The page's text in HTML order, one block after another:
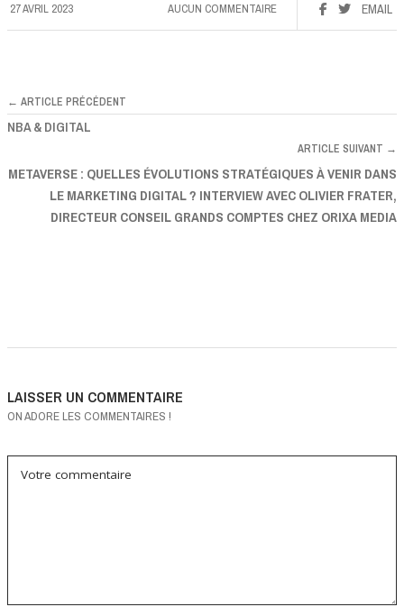
27 AVRIL 2023 EMAIL
AUCUN COMMENTAIRE
← ARTICLE PRÉCÉDENT
NBA & DIGITAL
ARTICLE SUIVANT →
METAVERSE : QUELLES ÉVOLUTIONS STRATÉGIQUES À VENIR DANS
LE MARKETING DIGITAL ? INTERVIEW AVEC OLIVIER FRATER,
DIRECTEUR CONSEIL GRANDS COMPTES CHEZ ORIXA MEDIA
LAISSER UN COMMENTAIRE
ON ADORE LES COMMENTAIRES !
Votre commentaire